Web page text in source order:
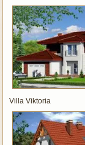
Villa Viktoria